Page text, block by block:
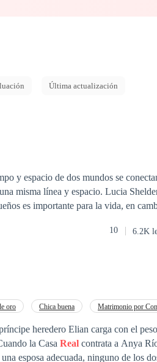
Última actualización
y espacio de dos mundos se
misma línea y espacio. Lucia
es importante para la vida, en
día toda la ciudad sufre un apagón y
encuentren en un mismo espacio,
10 6.2K
oro Chica buena
Matrimonio por
heredero Elian carga con el
la Casa Real contrata a Anya
esposa adecuada, ninguno de los